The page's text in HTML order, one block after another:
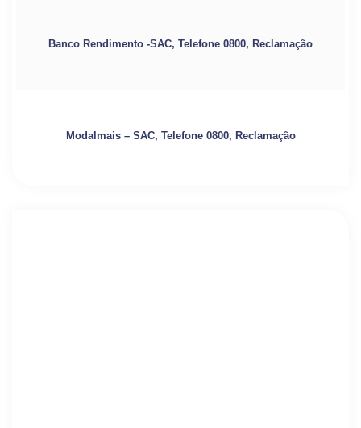
Banco Rendimento -SAC, Telefone 0800, Reclamação
Modalmais – SAC, Telefone 0800, Reclamação